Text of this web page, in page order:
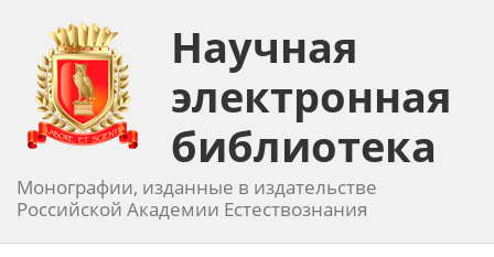
Научная
электронная
библиотека
Монографии, изданные в издательстве
Российской Академии Естествознания